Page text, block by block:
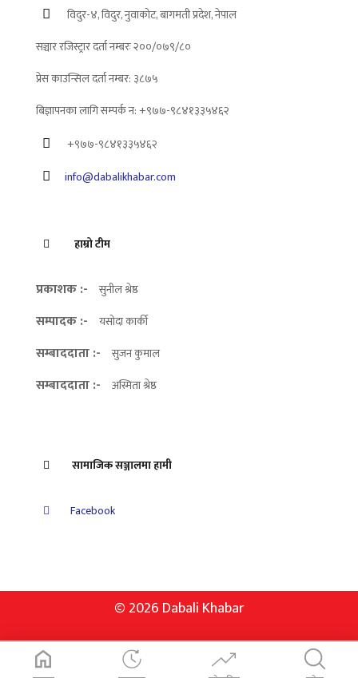
विदुर-४, विदुर, नुवाकोट, बागमती प्रदेश, नेपाल
सञ्चार रजिस्ट्रार दर्ता नम्बरः २००/०७९/८०
प्रेस काउन्सिल दर्ता नम्बर: ३८७५
बिज्ञापनका लागि सम्पर्क न: +९७७-९८४१३३५४६२
+९७७-९८४१३३५४६२
info@dabalikhabar.com
हाम्रो टीम
प्रकाशक :- सुनील श्रेष्ठ
सम्पादक :- यसोदा कार्की
सम्बाददाता :- सुजन कुमाल
सम्बाददाता :- अस्मिता श्रेष्ठ
सामाजिक सञ्जालमा हामी
Facebook
© 2026 Dabali Khabar